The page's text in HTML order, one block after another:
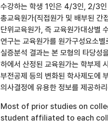
수강하는 학생 1인은 4/3인, 2/3인
총교육원가(직접원가 및 배부된 간
단위교육원가, 즉 교육원가대상별
연구는 교육원가를 원가구성요소
실증분석 결과는 본 모형의 타당성
하에서 산정된 교육원가는 학부제
부전공제 등의 변화된 학사제도에
의사결정에 유용한 정보를 제공하
Most of prior studies on
student affiliated to each